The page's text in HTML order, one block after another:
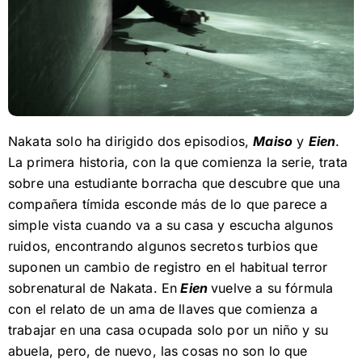
Nakata solo ha dirigido dos episodios,Maiso y Eien.
La primera historia, con la que comienza la serie, trata
sobre una estudiante borracha que descubre que una
compañera tímida esconde más de lo que parece a
simple vista cuando va a su casa y escucha algunos
ruidos, encontrando algunos secretos turbios que
suponen un cambio de registro en el habitual terror
sobrenatural de Nakata. En Eien vuelve a su fórmula
con el relato de un ama de llaves que comienza a
trabajar en una casa ocupada solo por un niño y su
abuela, pero, de nuevo, las cosas no son lo que